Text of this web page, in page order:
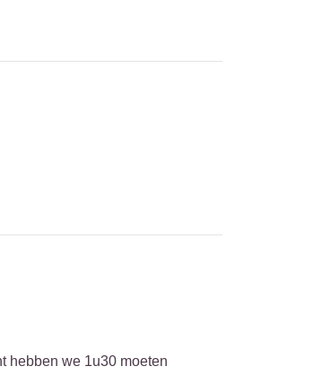
hebben we 1u30 moeten